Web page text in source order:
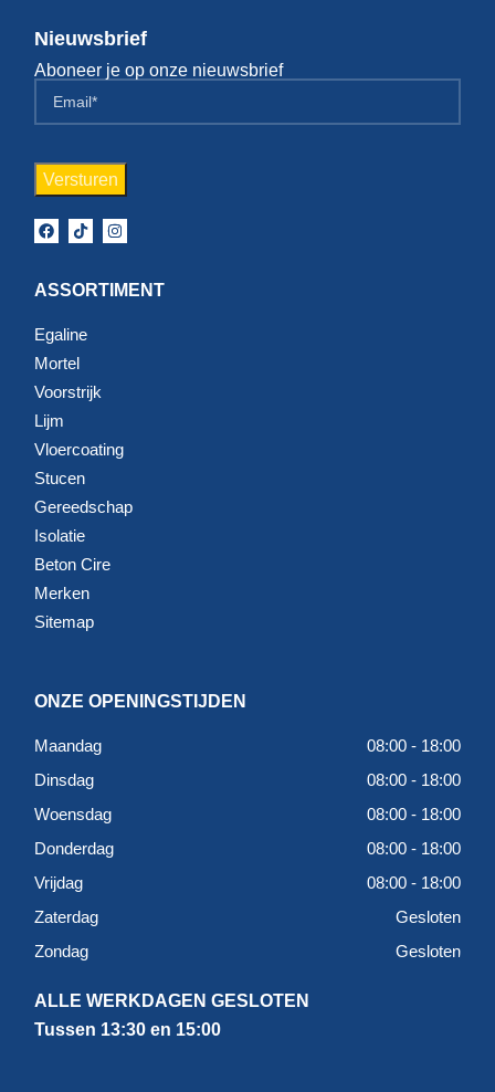
Nieuwsbrief
Aboneer je op onze nieuwsbrief
ASSORTIMENT
Egaline
Mortel
Voorstrijk
Lijm
Vloercoating
Stucen
Gereedschap
Isolatie
Beton Cire
Merken
Sitemap
ONZE OPENINGSTIJDEN
Maandag
08:00 - 18:00
Dinsdag
08:00 - 18:00
Woensdag
08:00 - 18:00
Donderdag
08:00 - 18:00
Vrijdag
08:00 - 18:00
Zaterdag
Gesloten
Zondag
Gesloten
ALLE WERKDAGEN GESLOTEN
Tussen 13:30 en 15:00